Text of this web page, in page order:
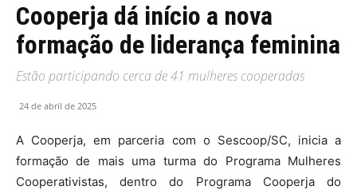
Cooperja dá início a nova
formação de liderança feminina
Estão participando cerca de 41 mulheres cooperadas
24 de abril de 2025
A Cooperja, em parceria com o Sescoop/SC, inicia a
formação de mais uma turma do Programa Mulheres
Cooperativistas, dentro do Programa Cooperja do